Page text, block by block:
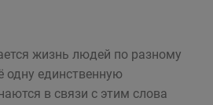
жизнь людей по разному
одну единственную
в связи с этим слова